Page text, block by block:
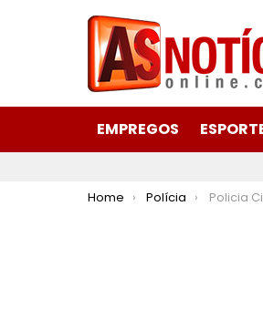
EMPREGOS
You are here:
Home Polícia Policia Civil